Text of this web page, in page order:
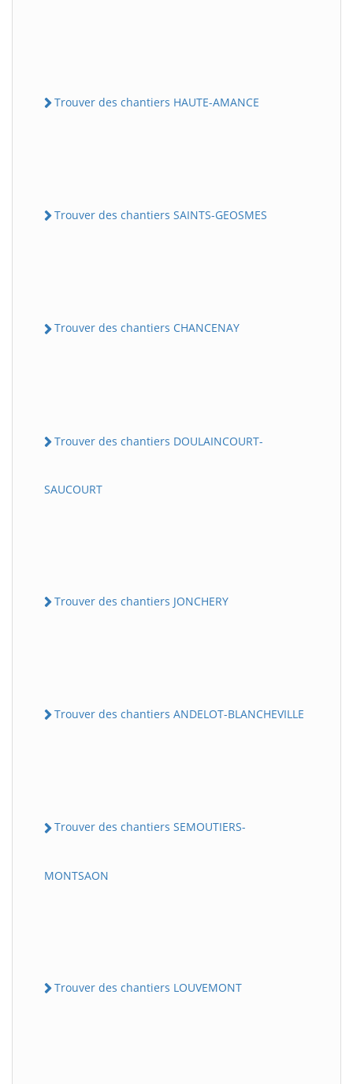
Trouver des chantiers HAUTE-AMANCE
Trouver des chantiers SAINTS-GEOSMES
Trouver des chantiers CHANCENAY
Trouver des chantiers DOULAINCOURT-
SAUCOURT
Trouver des chantiers JONCHERY
Trouver des chantiers ANDELOT-BLANCHEVILLE
Trouver des chantiers SEMOUTIERS-
MONTSAON
Trouver des chantiers LOUVEMONT